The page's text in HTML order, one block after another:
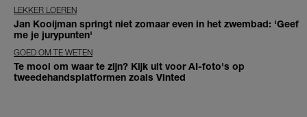
LEKKER LOEREN
Jan Kooijman springt niet zomaar even in het zwembad: 'Geef
me je jurypunten'
GOED OM TE WETEN
Te mooi om waar te zijn? Kijk uit voor AI-foto's op
tweedehandsplatformen zoals Vinted